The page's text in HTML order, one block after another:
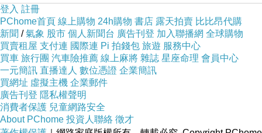
調味品、罐依序排列在桌面，端看你需啥玩意
眼睛為之一亮（醋泡辣椒）耶～
登入 註冊
PChome首頁 線上購物 24h購物 書店 露天拍賣 比比昂代購
新聞 /氣象 股市 個人新聞台 廣告刊登 加入聯播網 全球購物
買賣租屋 支付連 國際連 Pi 拍錢包 旅遊 服務中心
買車 旅行團 汽車險推薦 線上麻將 雜誌 星座命理 會員中心
一元簡訊 直播達人 數位憑證 企業簡訊
買網址 虛擬主機 企業郵件
廣告刊登 隱私權聲明
消費者保護 兒童網路安全
About PChome 投資人聯絡 徵才